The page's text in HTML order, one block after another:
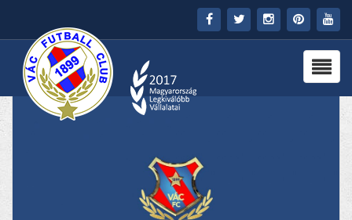
FŐOLDAL
KLUB